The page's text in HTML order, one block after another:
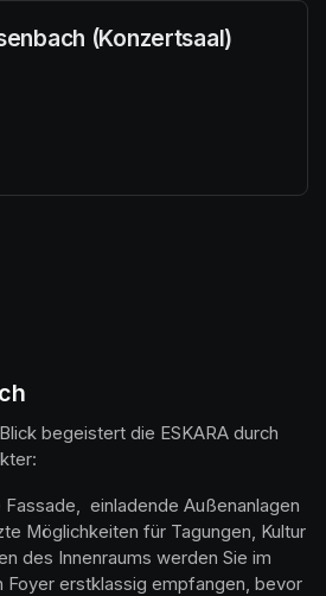
(Konzertsaal)
begeistert die ESKARA durch
einladende Außenanlagen
Möglichkeiten für Tagungen, Kultur
des Innenraums werden Sie im
erstklassig empfangen, bevor